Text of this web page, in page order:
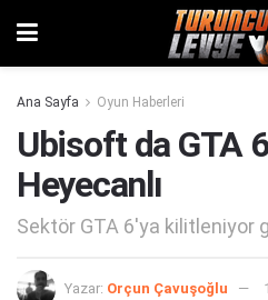
Ana Sayfa Oyun Haberleri
Ubisoft da GTA
Heyecanlı
Sektör GTA 6'ya kilitleniyor
Yazar: Orçun Çavuşoğlu